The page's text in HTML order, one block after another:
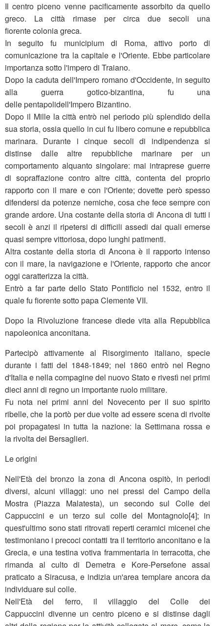
Il centro piceno venne pacificamente assorbito da quello
greco. La città rimase per circa due secoli una
fiorente colonia greca.
In seguito fu municipium di Roma, attivo porto di
comunicazione tra la capitale e l'Oriente. Ebbe particolare
importanza sotto l'impero di Traiano.
Dopo la caduta dell'Impero romano d'Occidente, in seguito
alla guerra gotico-bizantina, fu una
delle pentapolidell'Impero Bizantino.
Dopo il Mille la città entrò nel periodo più splendido della
sua storia, ossia quello in cui fu libero comune e repubblica
marinara. Durante i cinque secoli di indipendenza si
distinse dalle altre repubbliche marinare per un
comportamento alquanto singolare: mai intraprese guerre
di sopraffazione contro altre città, contenta del proprio
rapporto con il mare e con l'Oriente; dovette però spesso
difendersi da potenze nemiche, cosa che fece sempre con
grande ardore. Una costante della storia di Ancona di tutti i
secoli è anzi il ripetersi di difficili assedi dai quali emerse
quasi sempre vittoriosa, dopo lunghi patimenti.
Altra costante della storia di Ancona è il rapporto intenso
con il mare, la navigazione e l'Oriente, rapporto che ancor
oggi caratterizza la città.
Entrò a far parte dello Stato Pontificio nel 1532, entro il
quale fu fiorente sotto papa Clemente VII.
Dopo la Rivoluzione francese diede vita alla Repubblica
napoleonica anconitana.
Partecipò attivamente al Risorgimento italiano, specie
durante i fatti del 1848-1849; nel 1860 entrò nel Regno
d'Italia e nella compagine del nuovo Stato e rivestì nei primi
dieci anni di regno un importante ruolo militare.
Fu nota nei primi anni del Novecento per il suo spirito
ribelle, che la portò per due volte ad essere scena di rivolte
poi propagatesi in tutta la nazione: la Settimana rossa e
la rivolta dei Bersaglieri.
Le origini
Nell'Età del bronzo la zona di Ancona ospitò, in periodi
diversi, alcuni villaggi: uno nei pressi del Campo della
Mostra (Piazza Malatesta), un secondo sul Colle dei
Cappuccini e un terzo sul colle del Montagnolo[4]; in
quest'ultimo sono stati ritrovati reperti ceramici micenei che
testimoniano i precoci contatti tra il territorio anconitano e la
Grecia, e una testina votiva frammentaria in terracotta, che
rimanda al culto di Demetra e Kore-Persefone assai
praticato a Siracusa, e indizia un'area templare ancora da
individuare sul colle.
Nell'Età del ferro, il villaggio del Colle dei
Cappuccini divenne un centro piceno e si distinse dagli